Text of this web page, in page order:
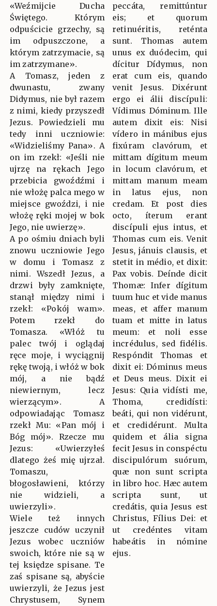
«Weźmijcie Ducha
Świętego. Którym
odpuścicie grzechy, są
im odpuszczone, a
którym zatrzymacie, są
im zatrzymane».
A Tomasz, jeden z
dwunastu, zwany
Didymus, nie był razem
z nimi, kiedy przyszedł
Jezus. Powiedzieli mu
tedy inni uczniowie:
«Widzieliśmy Pana». A
on im rzekł: «Jeśli nie
ujrzę na rękach Jego
przebicia gwoźdźmi i
nie włożę palca mego w
miejsce gwoździ, i nie
włożę ręki mojej w bok
Jego, nie uwierzę».
A po ośmiu dniach byli
znowu uczniowie Jego
w domu i Tomasz z
nimi. Wszedł Jezus, a
drzwi były zamknięte,
stanął między nimi i
rzekł: «Pokój wam».
Potem rzekł do
Tomasza. «Włóż tu
palec twój i oglądaj
ręce moje, i wyciągnij
rękę twoją, i włóż w bok
mój, a nie bądź
niewiernym, lecz
wierzącym». A
odpowiadając Tomasz
rzekł Mu: «Pan mój i
Bóg mój». Rzecze mu
Jezus: «Uwierzyłeś
dlatego żeś mię ujrzał.
Tomaszu,
błogosławieni, którzy
nie widzieli, a
uwierzyli».
Wiele też innych
jeszcze cudów uczynił
Jezus wobec uczniów
swoich, które nie są w
tej księdze spisane. Te
zaś spisane są, abyście
uwierzyli, że Jezus jest
Chrystusem, Synem
peccáta, remittúntur
eis; et quorum
retinuéritis, reténta
sunt. Thomas autem
unus ex duódecim, qui
dícitur Dídymus, non
erat cum eis, quando
venit Jesus. Dixérunt
ergo ei álii discípuli:
Vídimus Dóminum. Ille
autem dixit eis: Nisi
vídero in mánibus ejus
fixúram clavórum, et
mittam dígitum meum
in locum clavórum, et
mittam manum meam
in latus ejus, non
credam. Et post dies
octo, íterum erant
discípuli ejus intus, et
Thomas cum eis. Venit
Jesus, jánuis clausis, et
stetit in médio, et dixit:
Pax vobis. Deínde dicit
Thomæ: Infer dígitum
tuum huc et vide manus
meas, et affer manum
tuam et mitte in latus
meum: et noli esse
incrédulus, sed fidélis.
Respóndit Thomas et
dixit ei: Dóminus meus
et Deus meus. Dixit ei
Jesus: Quia vidísti me,
Thoma, credidísti:
beáti, qui non vidérunt,
et credidérunt. Multa
quidem et ália signa
fecit Jesus in conspéctu
discipulórum suórum,
quæ non sunt scripta
in libro hoc. Hæc autem
scripta sunt, ut
credátis, quia Jesus est
Christus, Fílius Dei: et
ut credéntes vitam
habeátis in nómine
ejus.